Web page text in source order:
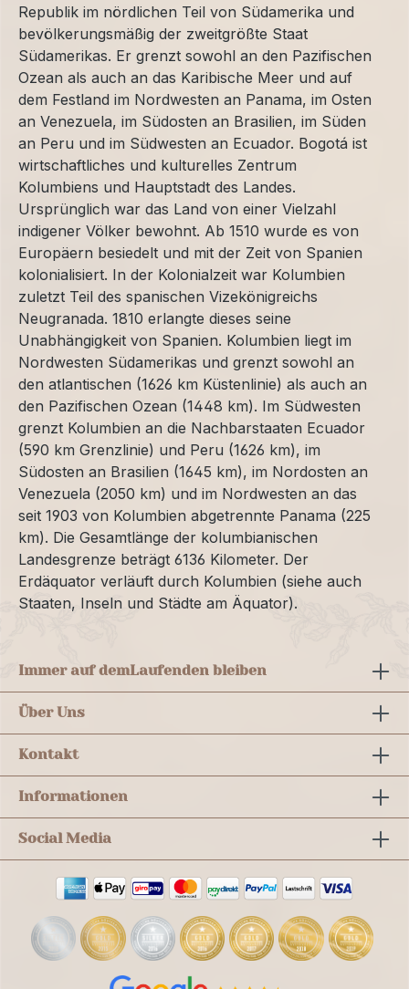
Republik im nördlichen Teil von Südamerika und
bevölkerungsmäßig der zweitgrößte Staat
Südamerikas. Er grenzt sowohl an den Pazifischen
Ozean als auch an das Karibische Meer und auf
dem Festland im Nordwesten an Panama, im Osten
an Venezuela, im Südosten an Brasilien, im Süden
an Peru und im Südwesten an Ecuador. Bogotá ist
wirtschaftliches und kulturelles Zentrum
Kolumbiens und Hauptstadt des Landes.
Ursprünglich war das Land von einer Vielzahl
indigener Völker bewohnt. Ab 1510 wurde es von
Europäern besiedelt und mit der Zeit von Spanien
kolonialisiert. In der Kolonialzeit war Kolumbien
zuletzt Teil des spanischen Vizekönigreichs
Neugranada. 1810 erlangte dieses seine
Unabhängigkeit von Spanien. Kolumbien liegt im
Nordwesten Südamerikas und grenzt sowohl an
den atlantischen (1626 km Küstenlinie) als auch an
den Pazifischen Ozean (1448 km). Im Südwesten
grenzt Kolumbien an die Nachbarstaaten Ecuador
(590 km Grenzlinie) und Peru (1626 km), im
Südosten an Brasilien (1645 km), im Nordosten an
Venezuela (2050 km) und im Nordwesten an das
seit 1903 von Kolumbien abgetrennte Panama (225
km). Die Gesamtlänge der kolumbianischen
Landesgrenze beträgt 6136 Kilometer. Der
Erdäquator verläuft durch Kolumbien (siehe auch
Staaten, Inseln und Städte am Äquator).
Immer auf demLaufenden bleiben
Über Uns
Kontakt
Informationen
Social Media